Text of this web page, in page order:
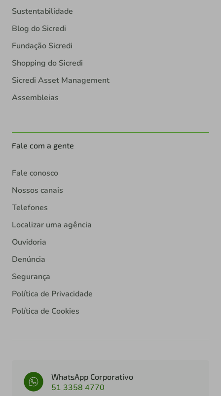
Sustentabilidade
Blog do Sicredi
Fundação Sicredi
Shopping do Sicredi
Sicredi Asset Management
Assembleias
Fale com a gente
Fale conosco
Nossos canais
Telefones
Localizar uma agência
Ouvidoria
Denúncia
Segurança
Política de Privacidade
Política de Cookies
WhatsApp Corporativo
51 3358 4770